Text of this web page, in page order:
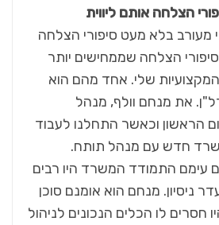
הצלחה אותם ליווית
מעורב בלא מעט סיפורי הצלחה
הצלחה שממחישים יותר
שלי. אחד מהם הוא
את מנחם וולף, מנהל
הראשון וכאשר התחלנו לעבוד
חדש עם מנהל תותח.
עימם התמודד המשרד היו רבים
ניסיון. מנחם הוא אומנם סוכן
חסרים לו הכלים הנכונים לניהול